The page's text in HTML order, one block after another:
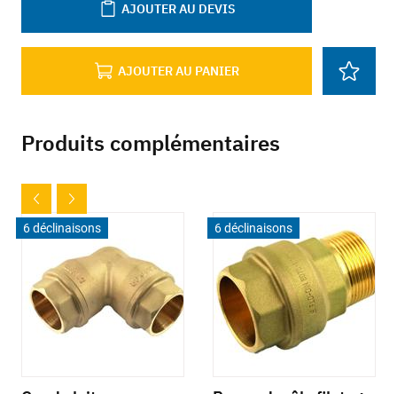
AJOUTER AU PANIER
AJOUTER AU DEVIS
Produits complémentaires
6 déclinaisons 6 déclinaisons